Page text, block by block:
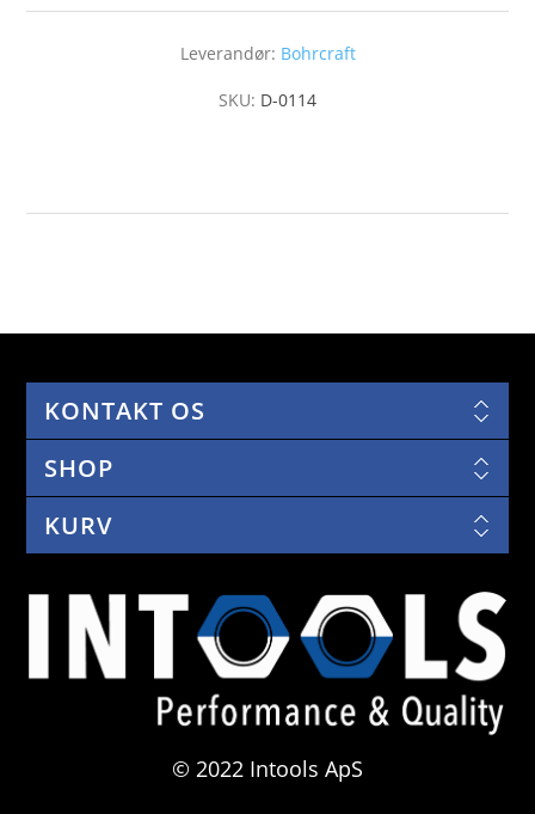
Leverandør: Bohrcraft
SKU: D-0114
KONTAKT OS
SHOP
KURV
© 2022 Intools ApS